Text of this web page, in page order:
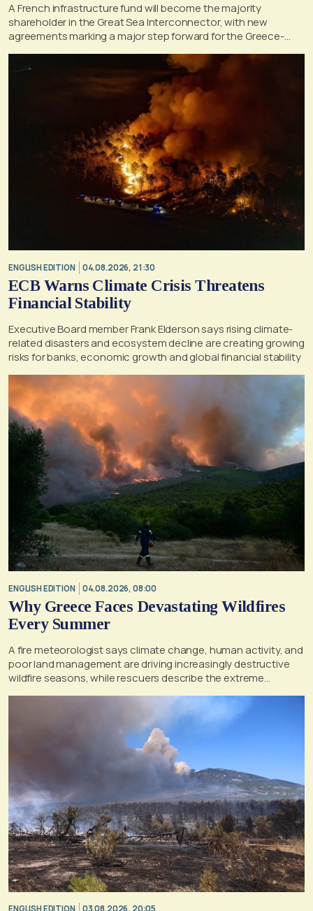
A French infrastructure fund will become the majority
shareholder in the Great Sea Interconnector, with new
agreements marking a major step forward for the Greece-
Cyprus electricity link
ENGLISH EDITION 04.08.2026, 21:30
ECB Warns Climate Crisis Threatens
Financial Stability
Executive Board member Frank Elderson says rising climate-
related disasters and ecosystem decline are creating growing
risks for banks, economic growth and global financial stability
ENGLISH EDITION 04.08.2026, 08:00
Why Greece Faces Devastating Wildfires
Every Summer
A fire meteorologist says climate change, human activity, and
poor land management are driving increasingly destructive
wildfire seasons, while rescuers describe the extreme
ENGLISH EDITION 03.08.2026, 20:05